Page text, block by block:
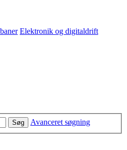
Elektronik og digitaldrift
Søg
Avanceret søgning